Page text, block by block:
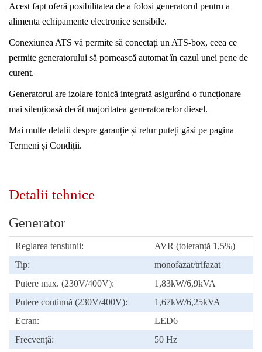
Acest fapt oferă posibilitatea de a folosi generatorul pentru a
alimenta echipamente electronice sensibile.
Conexiunea ATS vă permite să conectați un ATS-box, ceea ce
permite generatorului să pornească automat în cazul unei pene de
curent.
Generatorul are izolare fonică integrată asigurând o funcționare
mai silențioasă decât majoritatea generatoarelor diesel.
Mai multe detalii despre garanție și retur puteți găsi pe pagina
Termeni și Condiții.
Detalii tehnice
Generator
Reglarea tensiunii:
AVR (toleranță 1,5%)
Tip:
monofazat/trifazat
Putere max. (230V/400V):
1,83kW/6,9kVA
Putere continuă (230V/400V):
1,67kW/6,25kVA
Ecran:
LED6
Frecvență:
50 Hz